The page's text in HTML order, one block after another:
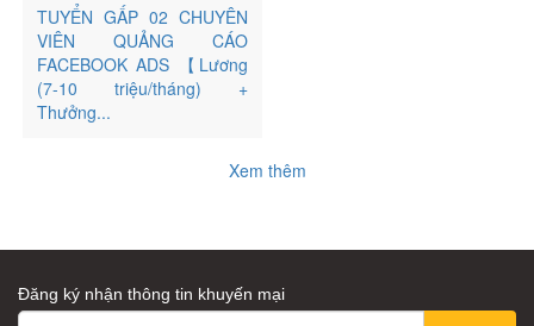
TUYỂN GẤP 02 CHUYÊN
VIÊN QUẢNG CÁO
FACEBOOK ADS 【Lương
(7-10 triệu/tháng) +
Thưởng...
Xem thêm
Đăng ký nhận thông tin khuyến mại